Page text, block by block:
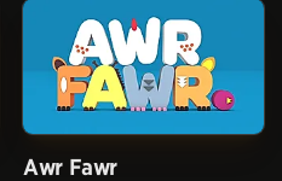
Awr Fawr